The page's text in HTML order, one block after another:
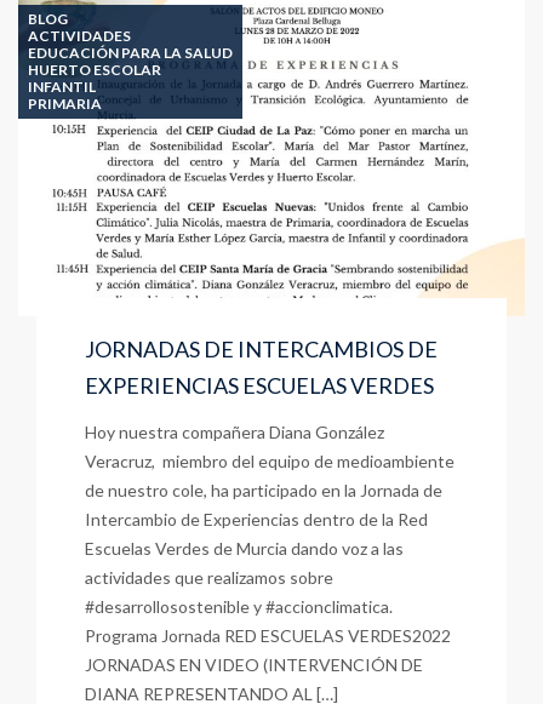
BLOG
ACTIVIDADES
EDUCACIÓN PARA LA SALUD
HUERTO ESCOLAR
INFANTIL
PRIMARIA
JORNADAS DE INTERCAMBIOS DE
EXPERIENCIAS ESCUELAS VERDES
Hoy nuestra compañera Diana González
Veracruz, miembro del equipo de medioambiente
de nuestro cole, ha participado en la Jornada de
Intercambio de Experiencias dentro de la Red
Escuelas Verdes de Murcia dando voz a las
actividades que realizamos sobre
#desarrollosostenible y #accionclimatica.
Programa Jornada RED ESCUELAS VERDES2022
JORNADAS EN VIDEO (INTERVENCIÓN DE
DIANA REPRESENTANDO AL […]